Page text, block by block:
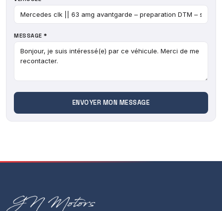
Livraison possible sur toute la France en supplément.
* Tarif hors carte grise & frais de mise à la route *
n'hésitez pas à nous contacter
MESSAGE *